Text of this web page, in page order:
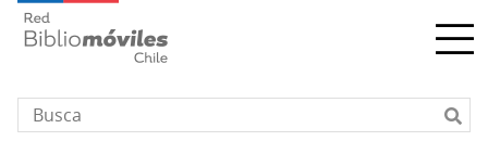
Pasar
principal